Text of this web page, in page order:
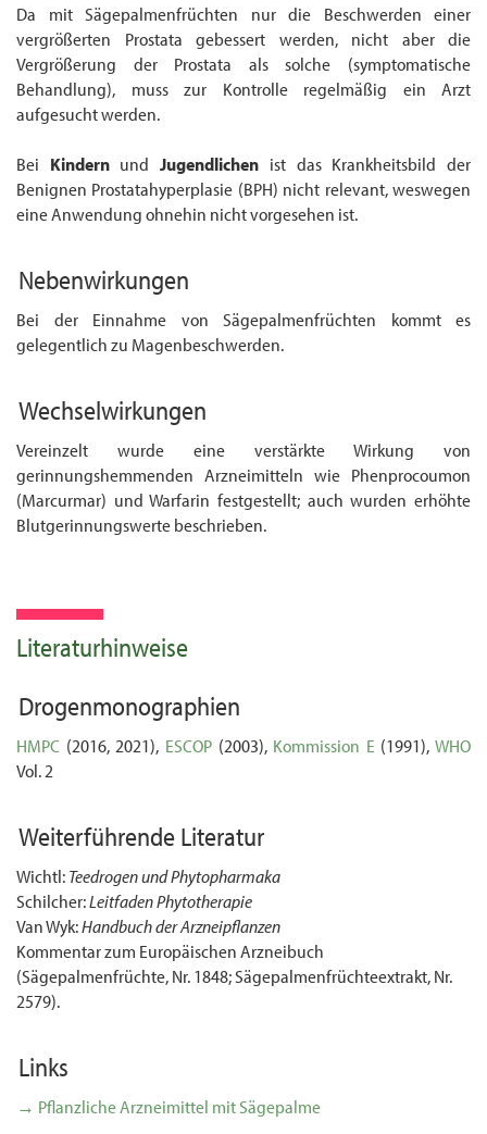
Da mit Sägepalmenfrüchten nur die Beschwerden einer
vergrößerten Prostata gebessert werden, nicht aber die
Vergrößerung der Prostata als solche (symptomatische
Behandlung), muss zur Kontrolle regelmäßig ein Arzt
aufgesucht werden.
Bei KindernundJugendlichen ist das Krankheitsbild der
Benignen Prostatahyperplasie (BPH) nicht relevant, weswegen
eine Anwendung ohnehin nicht vorgesehen ist.
Nebenwirkungen
Bei der Einnahme von Sägepalmenfrüchten kommt es
gelegentlich zu Magenbeschwerden.
Wechselwirkungen
Vereinzelt wurde eine verstärkte Wirkung von
gerinnungshemmenden Arzneimitteln wie Phenprocoumon
(Marcurmar) und Warfarin festgestellt; auch wurden erhöhte
Blut­gerinnungs­werte beschrieben.
Literaturhinweise
Drogenmonographien
HMPC (2016, 2021), ESCOP(2003), Kommission E (1991), WHO
Vol. 2
Weiterführende Literatur
Wichtl:Teedrogen und Phytopharmaka
Schilcher:Leitfaden Phytotherapie
Van Wyk:Handbuch der Arzneipflanzen
Kommentar zum Europäischen Arzneibuch
(Sägepalmenfrüchte, Nr. 1848; Sägepalmenfrüchteextrakt, Nr.
2579).
Links
→ Pflanzliche Arzneimittel mit Sägepalme